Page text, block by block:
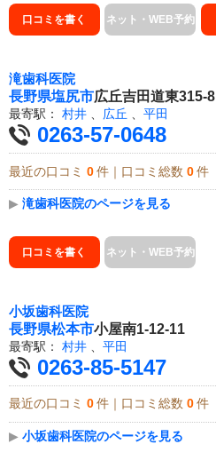
口コミを書く ネット・WEB予約
滝歯科医院
長野県塩尻市広丘吉田道東315-8
最寄駅： 村井 、 広丘 、 平田
0263-57-0648
最近の口コミ 0 件｜口コミ総数 0 件
▶ 滝歯科医院のページを見る
口コミを書く ネット・WEB予約
小坂歯科医院
長野県松本市小屋南1-12-11
最寄駅： 村井 平田
0263-85-5147
最近の口コミ 0 件｜口コミ総数 0 件
▶ 小坂歯科医院のページを見る